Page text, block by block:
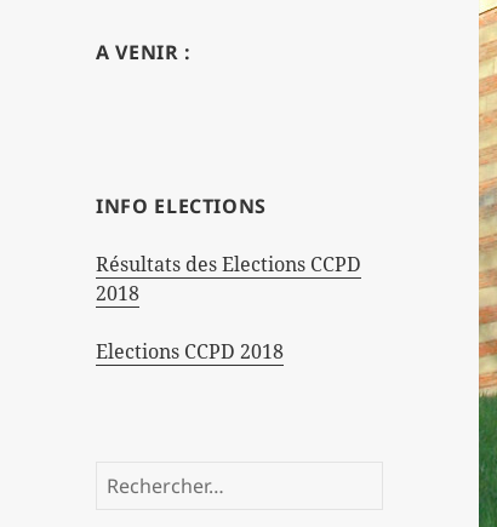
A VENIR :
INFO ELECTIONS
Résultats des Elections CCPD
2018
Elections CCPD 2018
Rechercher :